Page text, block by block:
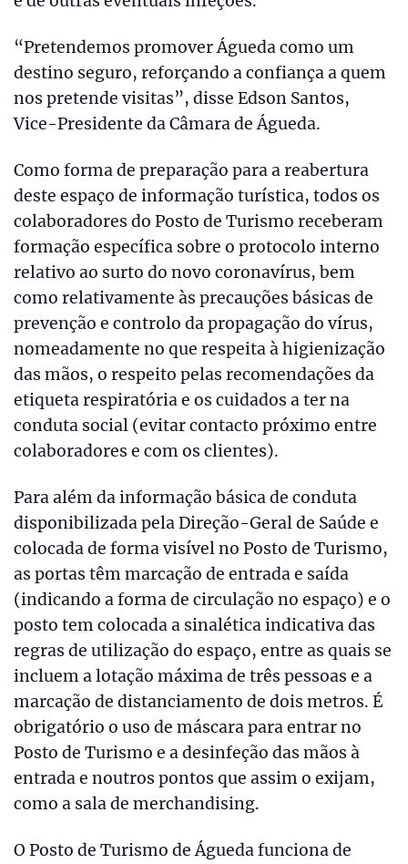
“Pretendemos promover Águeda como um
destino seguro, reforçando a confiança a quem
nos pretende visitas”, disse Edson Santos,
Vice-Presidente da Câmara de Águeda.
Como forma de preparação para a reabertura
deste espaço de informação turística, todos os
colaboradores do Posto de Turismo receberam
formação específica sobre o protocolo interno
relativo ao surto do novo coronavírus, bem
como relativamente às precauções básicas de
prevenção e controlo da propagação do vírus,
nomeadamente no que respeita à higienização
das mãos, o respeito pelas recomendações da
etiqueta respiratória e os cuidados a ter na
conduta social (evitar contacto próximo entre
colaboradores e com os clientes).
Para além da informação básica de conduta
disponibilizada pela Direção-Geral de Saúde e
colocada de forma visível no Posto de Turismo,
as portas têm marcação de entrada e saída
(indicando a forma de circulação no espaço) e o
posto tem colocada a sinalética indicativa das
regras de utilização do espaço, entre as quais se
incluem a lotação máxima de três pessoas e a
marcação de distanciamento de dois metros. É
obrigatório o uso de máscara para entrar no
Posto de Turismo e a desinfeção das mãos à
entrada e noutros pontos que assim o exijam,
como a sala de merchandising.
O Posto de Turismo de Águeda funciona de